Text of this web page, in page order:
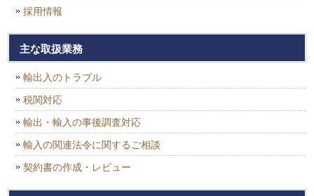
採用情報
主な取扱業務
輸出入のトラブル
税関対応
輸出・輸入の事後調査対応
輸入の関連法令に関するご相談
契約書の作成・レビュー